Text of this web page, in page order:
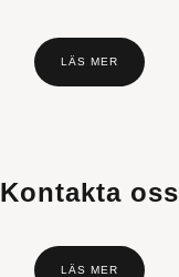
LÄS MER
Kontakta oss
LÄS MER